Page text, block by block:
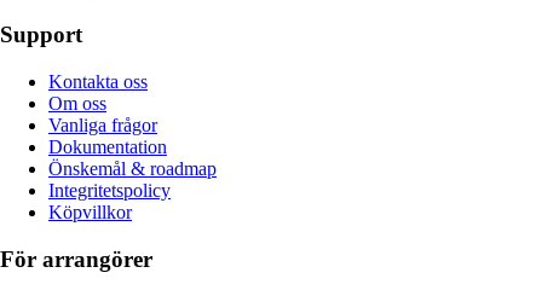
Support
Kontakta oss
Om oss
Vanliga frågor
Dokumentation
Önskemål & roadmap
Integritetspolicy
Köpvillkor
För arrangörer